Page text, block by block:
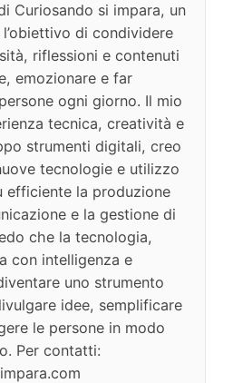
Curiosando si impara, un
di condividere
riflessioni e contenuti
emozionare e far
ogni giorno. Il mio
tecnica, creatività e
strumenti digitali, creo
tecnologie e utilizzo
efficiente la produzione
e la gestione di
che la tecnologia,
con intelligenza e
uno strumento
idee, semplificare
le persone in modo
Per contatti: